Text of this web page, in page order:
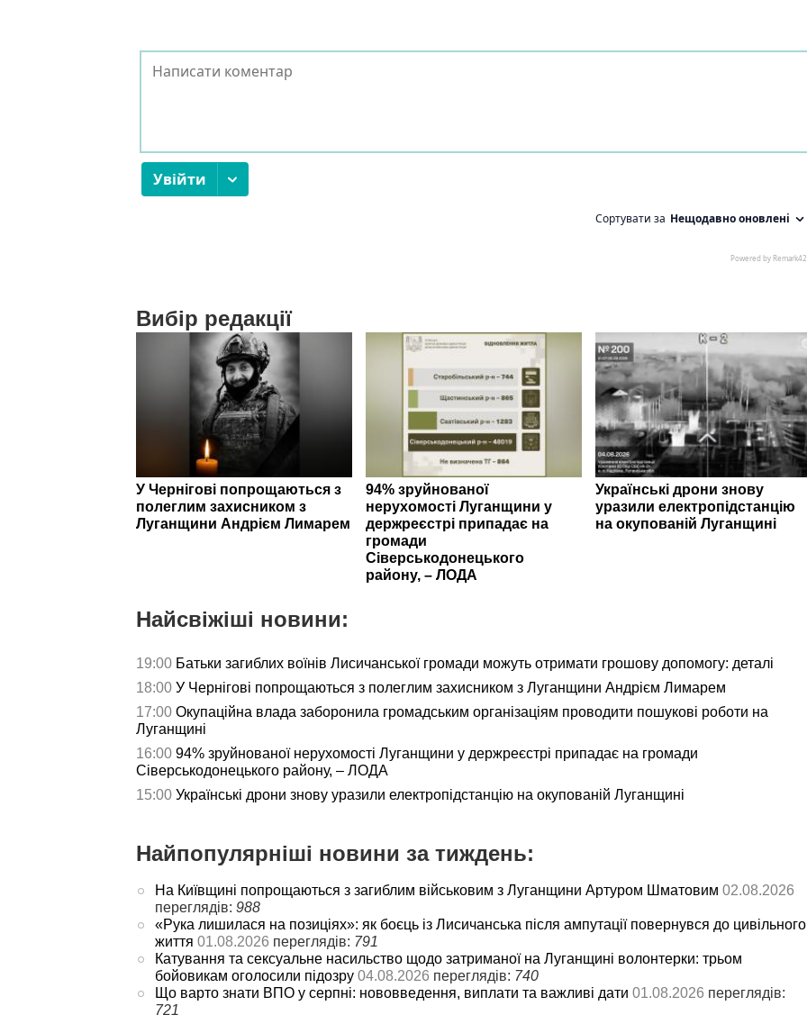
Вибір редакції
У Чернігові попрощаються з
полеглим захисником з
Луганщини Андрієм Лимарем
94% зруйнованої
нерухомості Луганщини у
держреєстрі припадає на
громади
Сіверськодонецького
району, – ЛОДА
Українські дрони знову
уразили електропідстанцію
на окупованій Луганщині
Найсвіжіші новини:
19:00 Батьки загиблих воїнів Лисичанської громади можуть отримати грошову допомогу: деталі
18:00 У Чернігові попрощаються з полеглим захисником з Луганщини Андрієм Лимарем
17:00 Окупаційна влада заборонила громадським організаціям проводити пошукові роботи на
Луганщині
16:00 94% зруйнованої нерухомості Луганщини у держреєстрі припадає на громади
Сіверськодонецького району, – ЛОДА
15:00 Українські дрони знову уразили електропідстанцію на окупованій Луганщині
Найпопулярніші новини за тиждень:
На Київщині попрощаються з загиблим військовим з Луганщини Артуром Шматовим 02.08.2026
переглядів: 988
«Рука лишилася на позиціях»: як боєць із Лисичанська після ампутації повернувся до цивільного
життя 01.08.2026 переглядів: 791
Катування та сексуальне насильство щодо затриманої на Луганщині волонтерки: трьом
бойовикам оголосили підозру 04.08.2026 переглядів: 740
Що варто знати ВПО у серпні: нововведення, виплати та важливі дати 01.08.2026 переглядів:
721